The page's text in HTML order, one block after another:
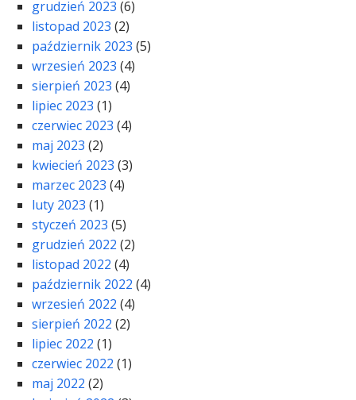
grudzień 2023 (6)
listopad 2023 (2)
październik 2023 (5)
wrzesień 2023 (4)
sierpień 2023 (4)
lipiec 2023 (1)
czerwiec 2023 (4)
maj 2023 (2)
kwiecień 2023 (3)
marzec 2023 (4)
luty 2023 (1)
styczeń 2023 (5)
grudzień 2022 (2)
listopad 2022 (4)
październik 2022 (4)
wrzesień 2022 (4)
sierpień 2022 (2)
lipiec 2022 (1)
czerwiec 2022 (1)
maj 2022 (2)